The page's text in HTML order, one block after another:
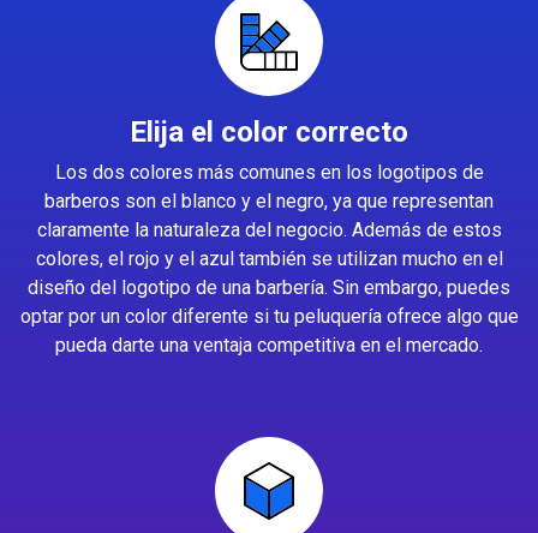
Elija el color correcto
Los dos colores más comunes en los logotipos de
barberos son el blanco y el negro, ya que representan
claramente la naturaleza del negocio. Además de estos
colores, el rojo y el azul también se utilizan mucho en el
diseño del logotipo de una barbería. Sin embargo, puedes
optar por un color diferente si tu peluquería ofrece algo que
pueda darte una ventaja competitiva en el mercado.